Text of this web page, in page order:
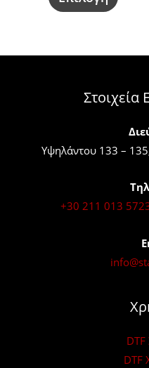
Στοιχεία
Υψηλάντου 133 –
+30 211 013
DTF